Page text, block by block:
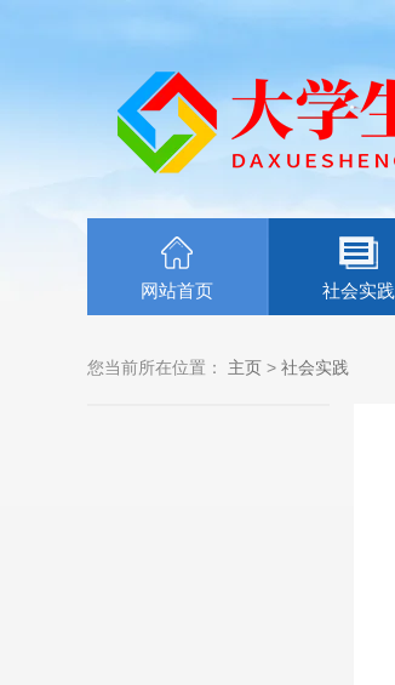
网站首页 社会实践
您当前所在位置： 主页 > 社会实践